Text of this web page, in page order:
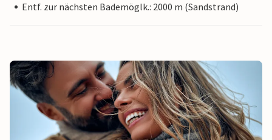
Entf. zur nächsten Bademöglk.: 2000 m (Sandstrand)